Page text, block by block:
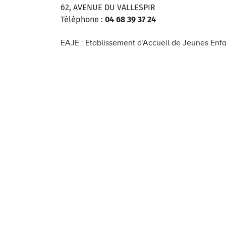
62, AVENUE DU VALLESPIR
Téléphone : 04 68 39 37 24
EAJE : Etablissement d’Accueil de Jeunes